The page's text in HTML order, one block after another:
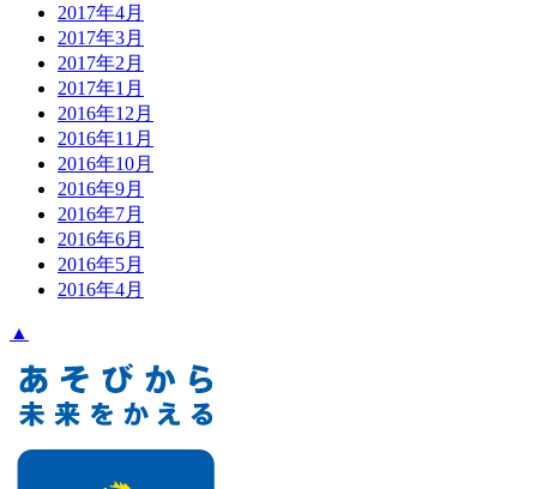
2017年4月
2017年3月
2017年2月
2017年1月
2016年12月
2016年11月
2016年10月
2016年9月
2016年7月
2016年6月
2016年5月
2016年4月
▲